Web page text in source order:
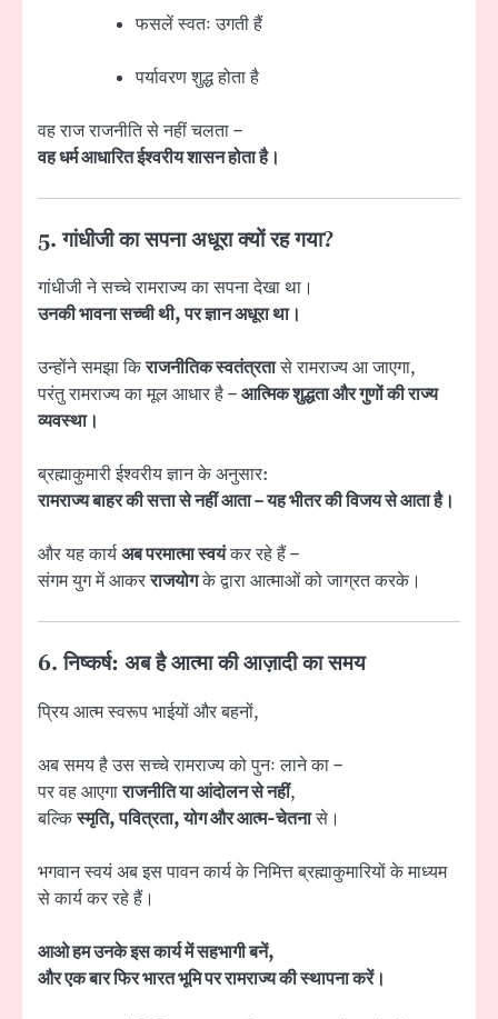
फसलें स्वतः उगती हैं
पर्यावरण शुद्ध होता है
वह राज राजनीति से नहीं चलता –
वह धर्म आधारित ईश्वरीय शासन होता है।
5. गांधीजी का सपना अधूरा क्यों रह गया?
गांधीजी ने सच्चे रामराज्य का सपना देखा था।
उनकी भावना सच्ची थी, पर ज्ञान अधूरा था।
उन्होंने समझा किराजनीतिक स्वतंत्रतासे रामराज्य आ जाएगा,
परंतु रामराज्य का मूल आधार है –आत्मिक शुद्धता और गुणों की राज्य
व्यवस्था।
ब्रह्माकुमारी ईश्वरीय ज्ञान के अनुसार:
रामराज्य बाहर की सत्ता से नहीं आता – यह भीतर की विजय से आता है।
और यह कार्यअब परमात्मा स्वयंकर रहे हैं –
संगम युग में आकरराजयोगके द्वारा आत्माओं को जाग्रत करके।
6. निष्कर्ष: अब है आत्मा की आज़ादी का समय
प्रिय आत्म स्वरूप भाईयों और बहनों,
अब समय है उस सच्चे रामराज्य को पुनः लाने का –
पर वह आएगाराजनीति या आंदोलन से नहीं,
बल्किस्मृति, पवित्रता, योग और आत्म-चेतनासे।
भगवान स्वयं अब इस पावन कार्य के निमित्त ब्रह्माकुमारियों के माध्यम
से कार्य कर रहे हैं।
आओ हम उनके इस कार्य में सहभागी बनें,
और एक बार फिर भारत भूमि पर रामराज्य की स्थापना करें।